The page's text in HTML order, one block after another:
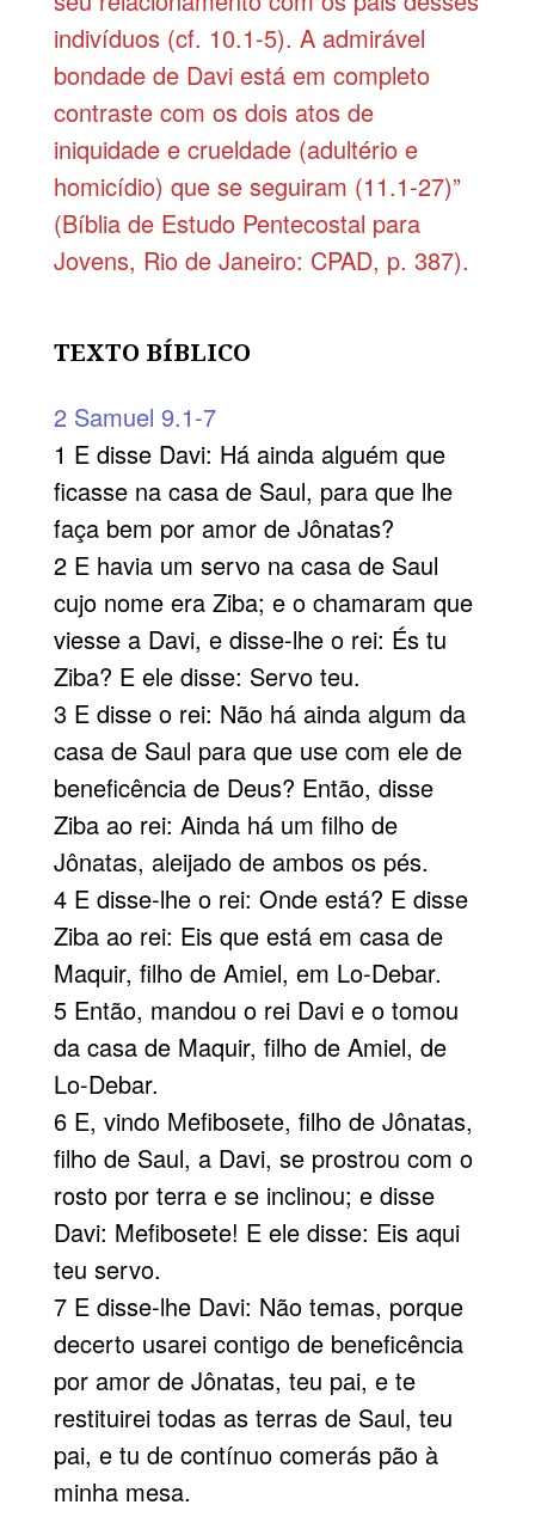
indivíduos (cf. 10.1-5). A admirável
bondade de Davi está em completo
contraste com os dois atos de
iniquidade e crueldade (adultério e
homicídio) que se seguiram (11.1-27)”
(Bíblia de Estudo Pentecostal para
Jovens, Rio de Janeiro: CPAD, p. 387).
TEXTO BÍBLICO
2 Samuel 9.1-7
1 E disse Davi: Há ainda alguém que
ficasse na casa de Saul, para que lhe
faça bem por amor de Jônatas?
2 E havia um servo na casa de Saul
cujo nome era Ziba; e o chamaram que
viesse a Davi, e disse-lhe o rei: És tu
Ziba? E ele disse: Servo teu.
3 E disse o rei: Não há ainda algum da
casa de Saul para que use com ele de
beneficência de Deus? Então, disse
Ziba ao rei: Ainda há um filho de
Jônatas, aleijado de ambos os pés.
4 E disse-lhe o rei: Onde está? E disse
Ziba ao rei: Eis que está em casa de
Maquir, filho de Amiel, em Lo-Debar.
5 Então, mandou o rei Davi e o tomou
da casa de Maquir, filho de Amiel, de
Lo-Debar.
6 E, vindo Mefibosete, filho de Jônatas,
filho de Saul, a Davi, se prostrou com o
rosto por terra e se inclinou; e disse
Davi: Mefibosete! E ele disse: Eis aqui
teu servo.
7 E disse-lhe Davi: Não temas, porque
decerto usarei contigo de beneficência
por amor de Jônatas, teu pai, e te
restituirei todas as terras de Saul, teu
pai, e tu de contínuo comerás pão à
minha mesa.